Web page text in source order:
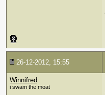
26-12-2012, 15:55
Winnifred
i swam the moat